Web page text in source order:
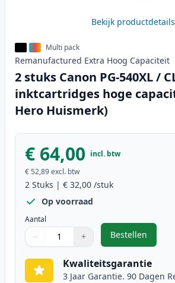
Bekijk productdetails
Multi pack
Remanufactured Extra Hoog Capaciteit
2 stuks Canon PG-540XL /
inktcartridges hoge
Hero Huismerk)
€ 64,00 incl. btw
€ 52,89excl. btw
2 Stuks | € 32,00 /stuk
Op voorraad
Aantal
Gebruik de knoppen om aan te passen
− +
1
Bestellen
,2 stuks
Kwaliteitsgarantie
3 Jaar Garantie. 90 Dagen